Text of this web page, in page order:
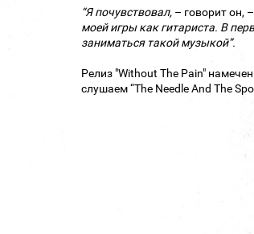
“Я почувствовал,– говорит он, –
моей игры как гитариста. В
заниматься такой музыкой”.
Релиз "Without The Pain"
слушаем “The Needle And The